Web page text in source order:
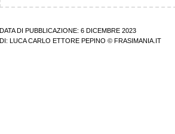
DATA DI PUBBLICAZIONE: 6 DICEMBRE 2023
DI:
LUCA CARLO ETTORE PEPINO © FRASIMANIA.IT